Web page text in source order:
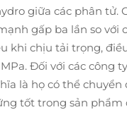
giữa các phân tử.
gấp ba lần so với
khi chịu tải trọng,
Đối với các công
là họ có thể
tốt trong sản phẩm